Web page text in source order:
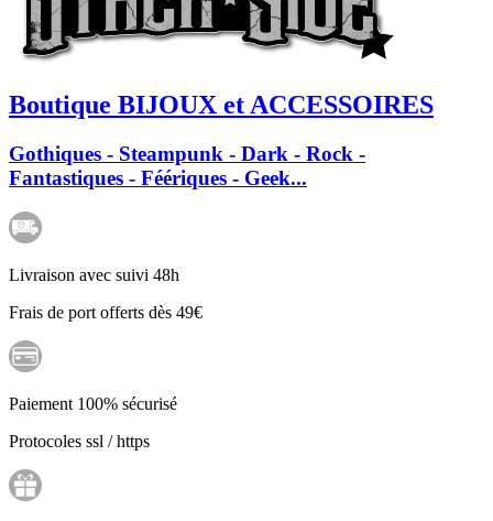
Boutique BIJOUX et ACCESSOIRES
Gothiques - Steampunk - Dark - Rock -
Fantastiques - Féériques - Geek...
Livraison avec suivi 48h
Frais de port offerts dès 49€
Paiement 100% sécurisé
Protocoles ssl / https